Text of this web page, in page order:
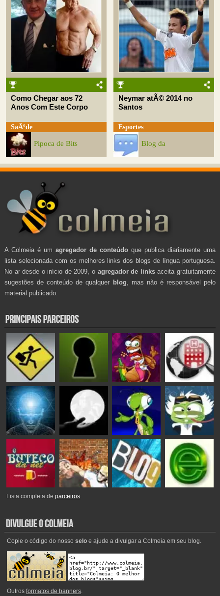
Como Chegar aos 72
Anos Com Este Corpo
SaÃºde
Pipoca de Bits
Neymar atÃ© 2014 no
Santos
Esportes
Blog da
A Colmeia é um agregador de conteúdo que publica diariamente uma
lista selecionada com os melhores links dos blogs de língua portuguesa.
No ar desde o início de 2009, o agregador de linksaceita gratuitamente
sugestões de conteúdo de qualquer blog , mas não é responsável pelo
material publicado.
Lista completa deparceiros.
Copie o código do nosso seloe ajude a divulgar a Colmeia em seu blog.
Outros formatos de banners.